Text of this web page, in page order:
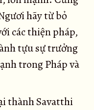
hãy từ bỏ
các thiện pháp,
tựu sự trưởng
trong Pháp và
thành Savatthi